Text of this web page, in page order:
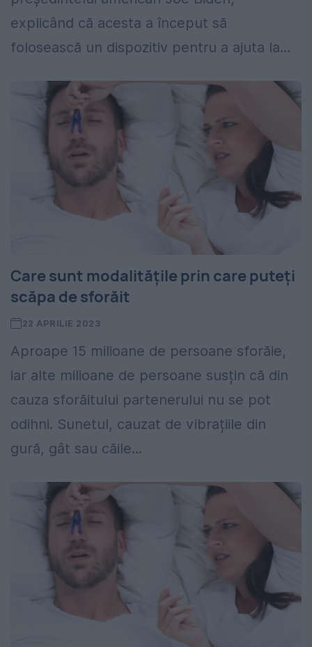
explicând că acesta a început să
folosească un dispozitiv pentru a ajuta la...
Care sunt modalitățile prin care puteți
scăpa de sforăit
22 APRILIE 2023
Aproape 15 milioane de persoane sforăie,
iar alte milioane de persoane susțin că din
cauza sforăitului partenerului nu se pot
odihni. Sunetul, cauzat de vibrațiile din
gură, gât sau căile...